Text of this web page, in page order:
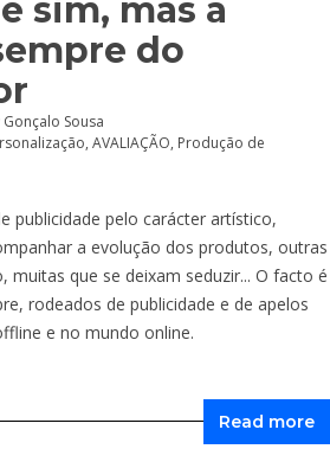
sim, mas a
do
Gonçalo Sousa
, AVALIAÇÃO, Produção de
publicidade pelo carácter artístico,
a evolução dos produtos, outras
muitas que se deixam seduzir... O facto é
rodeados de publicidade e de apelos
e no mundo online.
Read more